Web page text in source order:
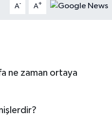
A- A+
ne zaman ortaya